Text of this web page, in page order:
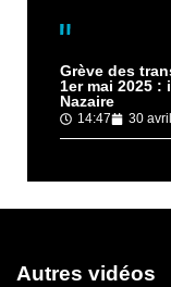
Grève des
1er mai 2025 :
Nazaire
14:47 30 avril
Autres vidéos